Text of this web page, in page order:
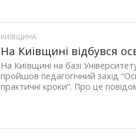
КИЇВЩИНА
На Київщині відбувся
На Київщині на базі
пройшов педагогічний захід
практичні кроки”. Про це